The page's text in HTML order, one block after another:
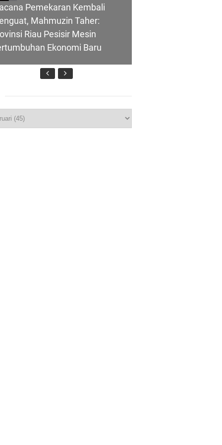
ke
Skema
Pemekaran Kembali
Mahmuzin Taher:
Riau Pesisir Mesin
Ekonomi Baru
IBI Ke-75, Bupati Asmar: